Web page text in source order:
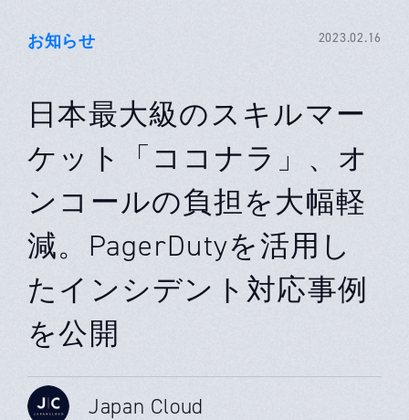
お知らせ 2023.02.16
日本最大級のスキルマー
ケット「ココナラ」、オ
ンコールの負担を大幅軽
減。PagerDutyを活用し
たインシデント対応事例
を公開
Japan Cloud